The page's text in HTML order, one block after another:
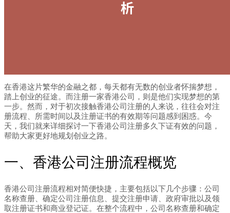
在香港这片繁华的金融之都，每天都有无数的创业者怀揣梦想，
踏上创业的征途。而注册一家香港公司，则是他们实现梦想的第
一步。然而，对于初次接触香港公司注册的人来说，往往会对注
册流程、所需时间以及注册证书的有效期等问题感到困惑。今
天，我们就来详细探讨一下香港公司注册多久下证有效的问题，
帮助大家更好地规划创业之路。
一、香港公司注册流程概览
香港公司注册流程相对简便快捷，主要包括以下几个步骤：公司
名称查册、确定公司注册信息、提交注册申请、政府审批以及领
取注册证书和商业登记证。在整个流程中，公司名称查册和确定